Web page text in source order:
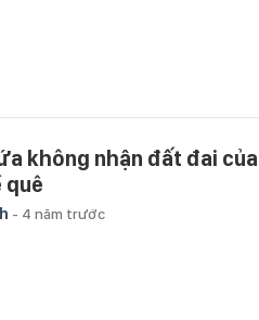
không nhận đất đai
quê
- 4 năm trước